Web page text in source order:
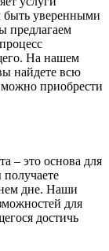
быть уверенными
предлагаем
На нашем
найдете всю
приобрести
– это основа для
дне. Наши
для
достичь